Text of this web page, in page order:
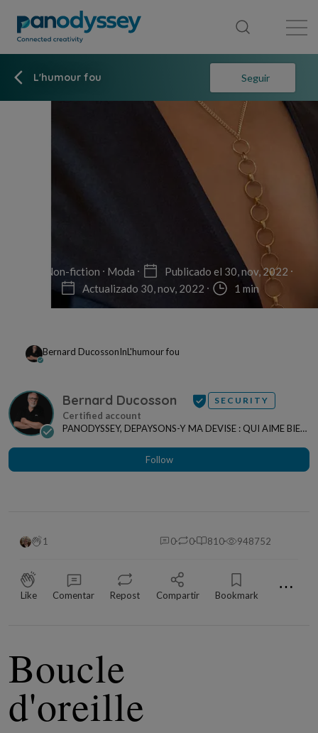
L'humour fou Seguir
Non-fiction Moda
Publicado el 30, nov, 2022
Actualizado 30, nov, 2022
1 min
Bernard DucossonInL'humour fou
Bernard Ducosson SECURITY
PANODYSSEY, DEPAYSONS-Y MA DEVISE : QUI AIME BIEN,
Follow
1 0 0 810 948752
Like Comentar Repost Compartir Bookmark ⋯
Boucle
d'oreille